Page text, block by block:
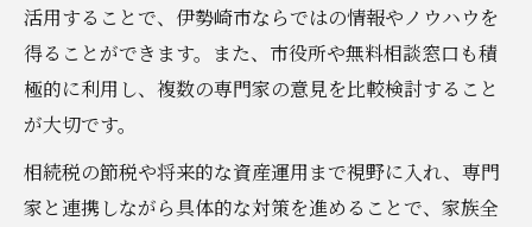
活用することで、伊勢崎市ならではの情報やノウハウを
得ることができます。また、市役所や無料相談窓口も積
極的に利用し、複数の専門家の意見を比較検討すること
が大切です。
相続税の節税や将来的な資産運用まで視野に入れ、専門
家と連携しながら具体的な対策を進めることで、家族全